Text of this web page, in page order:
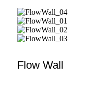
Flow Wall